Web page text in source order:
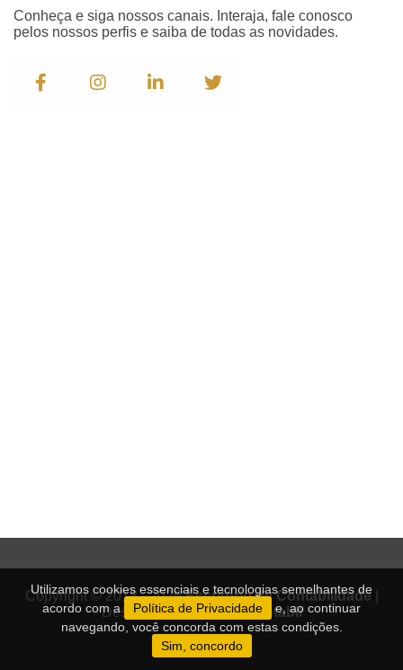
Utilizamos cookies essenciais e tecnologias semelhantes de
acordo com a
Política de Privacidade
e, ao continuar
navegando, você concorda com estas condições.
Sim, concordo
Conheça e siga nossos canais. Interaja, fale conosco
pelos nossos perfis e saiba de todas as novidades.
Copyright © 2018 - 2026Escritório de Contabilidade|
Desenvolvido por:Sitecontabil